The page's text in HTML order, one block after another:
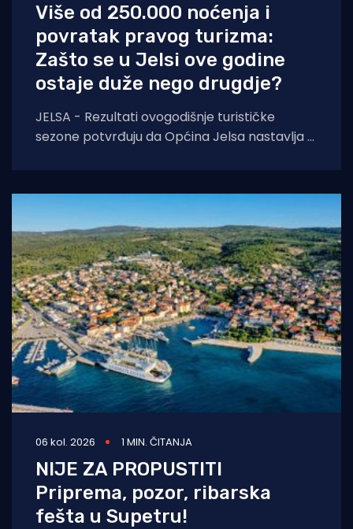
Više od 250.000 noćenja i
povratak pravog turizma:
Zašto se u Jelsi ove godine
ostaje duže nego drugdje?
JELSA - Rezultati ovogodišnje turističke
sezone potvrđuju da Općina Jelsa nastavlja u
06 kol. 2026 1 MIN. ČITANJA
NIJE ZA PROPUSTITI
Priprema, pozor, ribarska
fešta u Supetru!